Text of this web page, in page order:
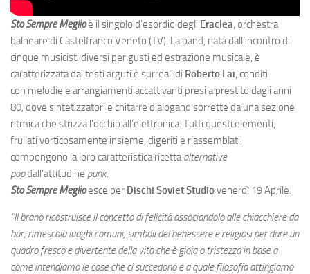
Sto Sempre Meglioè il singolo d’esordio degli Eraclea, orchestra
balneare di Castelfranco Veneto (TV). La band, nata dall’incontro di
cinque musicisti diversi per gusti ed estrazione musicale, è
caratterizzata dai testi arguti e surreali di Roberto Lai, conditi
con melodie e arrangiamenti accattivanti presi a prestito dagli anni
80, dove sintetizzatori e chitarre dialogano sorrette da una sezione
ritmica che strizza l’occhio all’elettronica. Tutti questi elementi,
frullati vorticosamente insieme, digeriti e riassemblati,
compongono la loro caratteristica ricettaalternative
popdall’attitudine punk.
Sto Sempre Meglioesce per Dischi Soviet Studiovenerdì 19 Aprile.
“Il brano ricostruisce il concetto di felicità associandolo alle chiacchiere da
bar; rimescola luoghi comuni, simboli del benessere e religiosi per dare un
quadro fresco e divertente della vita che è gioia o tristezza in base a
come intendiamo le cose che ci succedono e a quale filosofia attingiamo